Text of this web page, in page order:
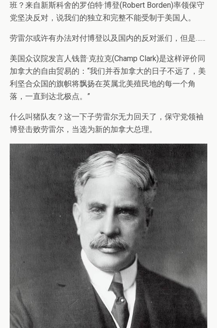
班？来自新斯科舍的罗伯特·博登(Robert Borden)率领保守
党坚决反对，说我们的独立和完整不能受制于美国人。
劳雷尔或许有办法对付博登以及国内的反对派们，但是……
美国众议院发言人钱普·克拉克(Champ Clark)是这样评价同
加拿大的自由贸易的：“我们并吞加拿大的日子不远了，美
利坚合众国的旗帜将飘扬在英属北美殖民地的每一个角
落，一直到达北极点。”
什么叫猪队友？这一下子劳雷尔无力回天了，保守党领袖
博登击败劳雷尔，当选为新的加拿大总理。